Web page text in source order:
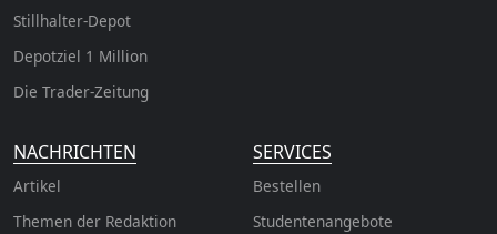
Stillhalter-Depot
Depotziel 1 Million
Die Trader-Zeitung
NACHRICHTEN
Artikel
Themen der Redaktion
SERVICES
Bestellen
Studentenangebote